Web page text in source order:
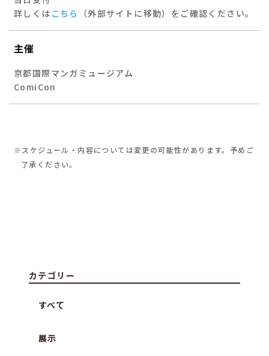
詳しくは こちら （外部サイトに移動）をご確認ください。
主催
京都国際マンガミュージアム
ComiCon
※スケジュール・内容については変更の可能性があります。予めご
了承ください。
カテゴリー
すべて
展示